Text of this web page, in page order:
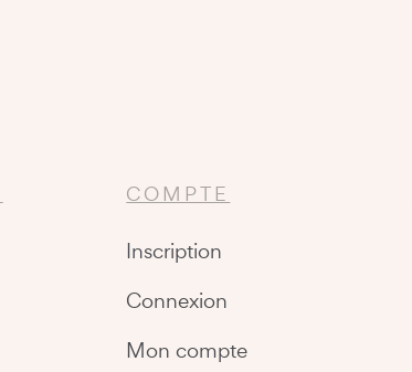
COMPTE
Inscription
Connexion
Mon compte